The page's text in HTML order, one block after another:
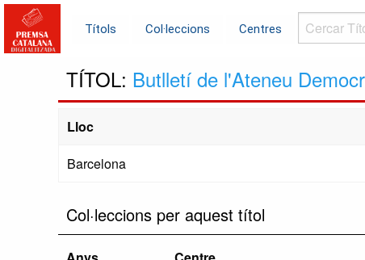
Títols Col·leccions Centres
Cercar
Títols...
TÍTOL: Butlletí de l'Ateneu
Lloc
Barcelona
Col·leccions per aquest títol